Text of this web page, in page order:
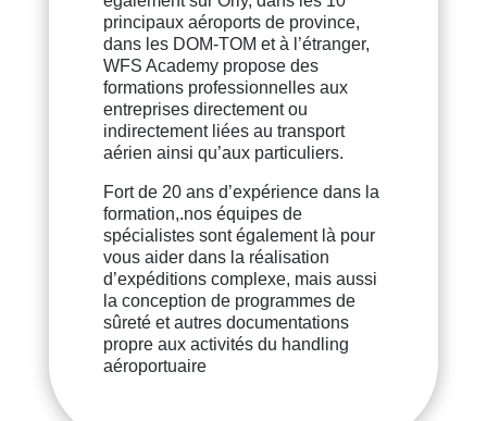
principaux aéroports de province,
dans les DOM-TOM et à l’étranger,
WFS Academy propose des
formations professionnelles aux
entreprises directement ou
indirectement liées au transport
aérien ainsi qu’aux particuliers.
Fort de 20 ans d’expérience dans la
formation,.nos équipes de
spécialistes sont également là pour
vous aider dans la réalisation
d’expéditions complexe, mais aussi
la conception de programmes de
sûreté et autres documentations
propre aux activités du handling
aéroportuaire